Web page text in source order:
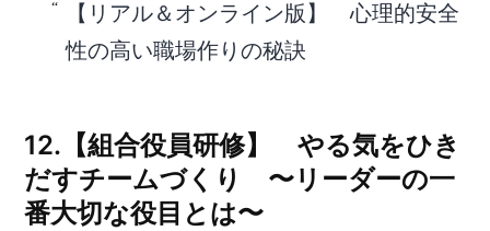
【リアル＆オンライン版】 心理的安全
性の高い職場作りの秘訣
12.【組合役員研修】 やる気をひき
だすチームづくり 〜リーダーの一
番大切な役目とは〜